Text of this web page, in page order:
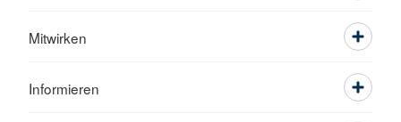
Mitwirken
Informieren